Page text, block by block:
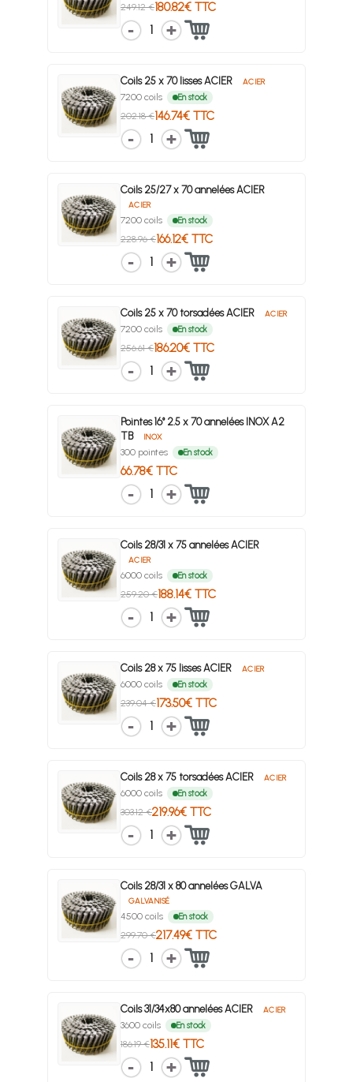
249.12 €180.82€ TTC
1
Coils 25 x 70 lisses ACIER ACIER
7200 coils En stock
202.18 €146.74€ TTC
1
Coils 25/27 x 70 annelées ACIER
ACIER
7200 coils En stock
228.96 €166.12€ TTC
1
Coils 25 x 70 torsadées ACIER ACIER
7200 coils En stock
256.61 €186.20€ TTC
1
Pointes 16° 2.5 x 70 annelées INOX A2
TB
INOX
300 pointes En stock
66.78€ TTC
1
Coils 28/31 x 75 annelées ACIER
ACIER
6000 coils En stock
259.20 €188.14€ TTC
1
Coils 28 x 75 lisses ACIER ACIER
6000 coils En stock
239.04 €173.50€ TTC
1
Coils 28 x 75 torsadées ACIER ACIER
6000 coils En stock
303.12 €219.96€ TTC
1
Coils 28/31 x 80 annelées GALVA
GALVANISÉ
4500 coils En stock
299.70 €217.49€ TTC
1
Coils 31/34x80 annelées ACIER ACIER
3600 coils En stock
186.19 €135.11€ TTC
1